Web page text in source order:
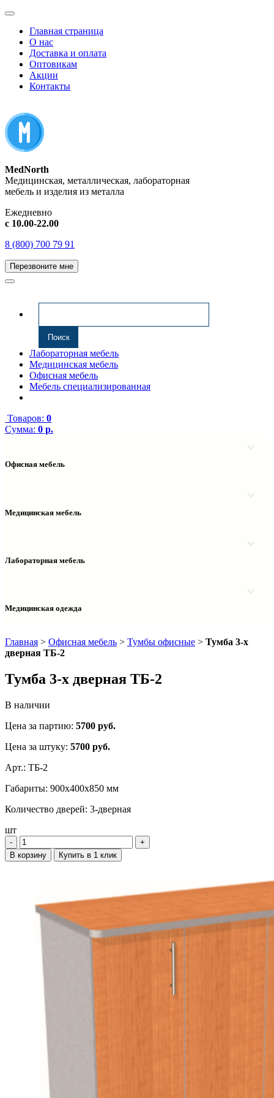
Главная страница
О нас
Доставка и оплата
Оптовикам
Акции
Контакты
MedNorth
Медицинская, металлическая, лабораторная
мебель и изделия из металла
Ежедневно
с 10.00-22.00
8 (800) 700 79 91
Перезвоните мне
Лабораторная мебель
Медицинская мебель
Офисная мебель
Мебель специализированная
Товаров: 0
Сумма: 0 р.
Офисная мебель
Надстройки
Столы рабочие
Шкафы колонки
Медицинская мебель
Шкафы колонки медицинские
Лабораторная мебель
Тумбы мойки лабораторные
Медицинская одежда
Главная > Офисная мебель > Тумбы офисные > Тумба 3-х
дверная ТБ-2
Тумба 3-х дверная ТБ-2
В наличии
Цена за партию: 5700 руб.
Цена за штуку: 5700 руб.
Арт.: ТБ-2
Габариты: 900х400х850 мм
Количество дверей: 3-дверная
шт
‐
+
В корзину
Купить в 1 клик